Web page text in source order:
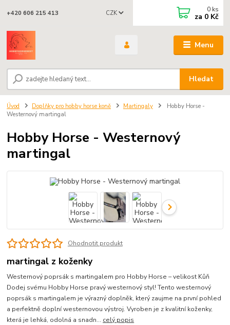
Menu
CZK
Hledat
+420 606 215 413 0 ks
za 0 Kč
Úvod Doplňky pro hobby horse koně Martingaly
Hobby Horse -
Westernový martingal
Hobby Horse - Westernový
martingal
Ohodnotit produkt
martingal z koženky
Westernový poprsák s martingalem pro Hobby Horse – velikost Kůň
Dodej svému Hobby Horse pravý westernový styl! Tento westernový
poprsák s martingalem je výrazný doplněk, který zaujme na první pohled
a perfektně doplní westernovou výstroj. Vyroben je z kvalitní koženky,
která je lehká, odolná a snadn... celý popis